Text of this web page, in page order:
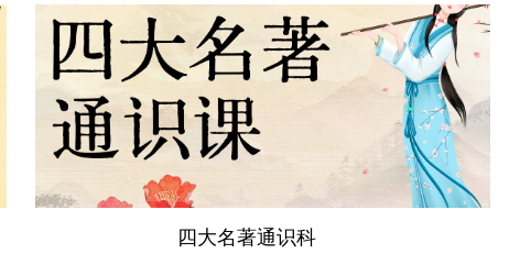
四大名著通识科